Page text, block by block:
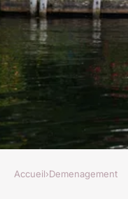
DEMENAGEMENT
Accueil›Demenagement